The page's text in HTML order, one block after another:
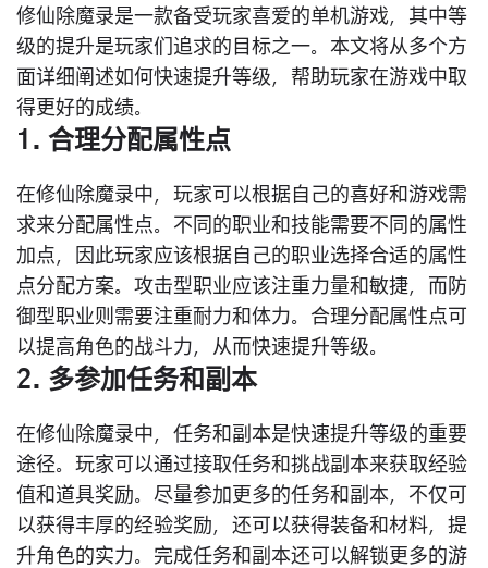
修仙除魔录是一款备受玩家喜爱的单机游戏，其中等
级的提升是玩家们追求的目标之一。本文将从多个方
面详细阐述如何快速提升等级，帮助玩家在游戏中取
得更好的成绩。
1. 合理分配属性点
在修仙除魔录中，玩家可以根据自己的喜好和游戏需
求来分配属性点。不同的职业和技能需要不同的属性
加点，因此玩家应该根据自己的职业选择合适的属性
点分配方案。攻击型职业应该注重力量和敏捷，而防
御型职业则需要注重耐力和体力。合理分配属性点可
以提高角色的战斗力，从而快速提升等级。
2. 多参加任务和副本
在修仙除魔录中，任务和副本是快速提升等级的重要
途径。玩家可以通过接取任务和挑战副本来获取经验
值和道具奖励。尽量参加更多的任务和副本，不仅可
以获得丰厚的经验奖励，还可以获得装备和材料，提
升角色的实力。完成任务和副本还可以解锁更多的游